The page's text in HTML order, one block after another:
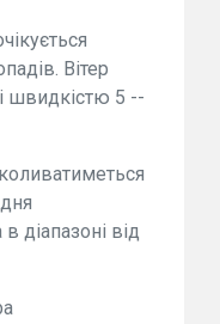
Вітер
швидкістю 5 --
діапазоні від